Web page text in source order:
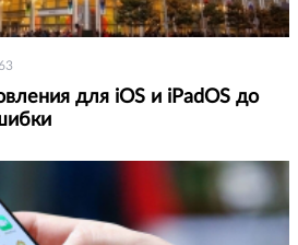
для iOS и iPadOS до